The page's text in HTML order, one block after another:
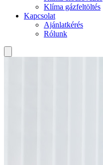
Klíma gázfeltöltés
Kapcsolat
Ajánlatkérés
Rólunk